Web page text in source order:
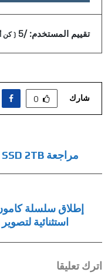
تقييم المستخدم:/5
(كن
شارك 0
مراجعة iStorage diskAshur PRO2 SSD 2TB
استثنائية
اترك تعليقا